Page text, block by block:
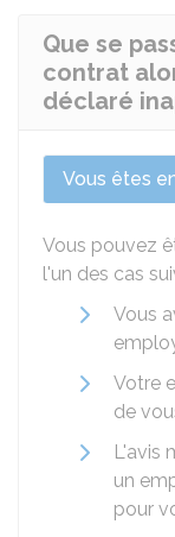
Que se
contrat
déclaré
Vous êtes
Vous pouvez
l'un des cas
Vous
Votre
de
L'avis
un
pour